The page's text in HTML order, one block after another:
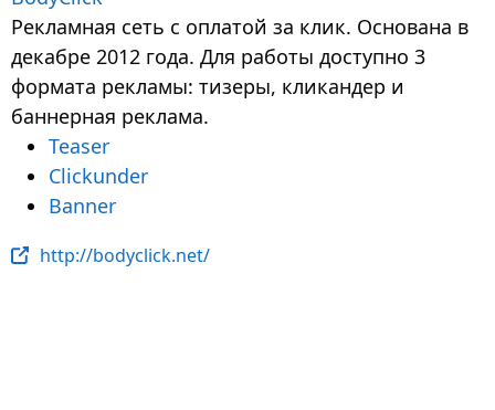
Рекламная сеть с оплатой за клик. Основана в
декабре 2012 года. Для работы доступно 3
формата рекламы: тизеры, кликандер и
баннерная реклама.
Teaser
Clickunder
Banner
http://bodyclick.net/